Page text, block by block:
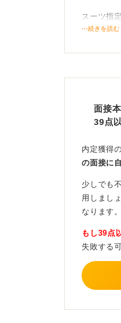
スーツ指
ンは閉め
以前私が
元が詰ま
情が柔ら
目な印象
おそれが
企業
また企業
る一方で
⋯続きを読
面接
39点
内定獲得
の面接に
少しでも
用しまし
なります。
もし39点
失敗する